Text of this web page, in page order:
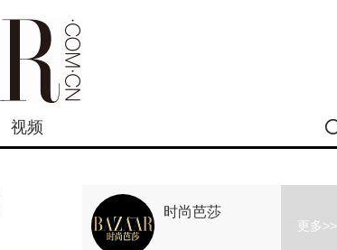
视频
时尚芭莎
更多>>